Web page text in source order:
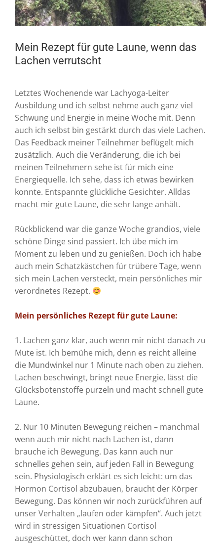
Mein Rezept für gute Laune, wenn das
Lachen verrutscht
Letztes Wochenende war Lachyoga-Leiter
Ausbildung und ich selbst nehme auch ganz viel
Schwung und Energie in meine Woche mit. Denn
auch ich selbst bin gestärkt durch das viele Lachen.
Das Feedback meiner Teilnehmer beflügelt mich
zusätzlich. Auch die Veränderung, die ich bei
meinen Teilnehmern sehe ist für mich eine
Energiequelle. Ich sehe, dass ich etwas bewirken
konnte. Entspannte glückliche Gesichter. Alldas
macht mir gute Laune, die sehr lange anhält.
Rückblickend war die ganze Woche grandios, viele
schöne Dinge sind passiert. Ich übe mich im
Moment zu leben und zu genießen. Doch ich habe
auch mein Schatzkästchen für trübere Tage, wenn
sich mein Lachen versteckt, mein persönliches mir
verordnetes Rezept.
Mein persönliches Rezept für gute Laune:
1. Lachen ganz klar, auch wenn mir nicht danach zu
Mute ist. Ich bemühe mich, denn es reicht alleine
die Mundwinkel nur 1 Minute nach oben zu ziehen.
Lachen beschwingt, bringt neue Energie, lässt die
Glücksbotenstoffe purzeln und macht schnell gute
Laune.
2. Nur 10 Minuten Bewegung reichen – manchmal
wenn auch mir nicht nach Lachen ist, dann
brauche ich Bewegung. Das kann auch nur
schnelles gehen sein, auf jeden Fall in Bewegung
sein. Physiologisch erklärt es sich leicht: um das
Hormon Cortisol abzubauen, braucht der Körper
Bewegung. Das können wir noch zurückführen auf
unser Verhalten „laufen oder kämpfen“. Auch jetzt
wird in stressigen Situationen Cortisol
ausgeschüttet, doch wer kann dann schon